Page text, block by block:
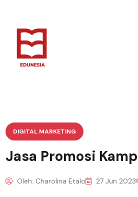
DIGITAL MARKETING
Jasa Promosi
Oleh: Charolina Etalo 27 Jun 2023